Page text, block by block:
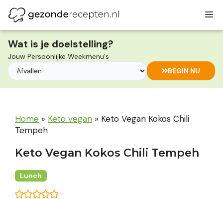
naar
de
inhoud
Wat is je doelstelling?
Jouw Persoonlijke Weekmenu's
BEGIN NU
Home » Keto vegan » Keto Vegan Kokos Chili
Tempeh
Keto Vegan Kokos Chili Tempeh
Lunch